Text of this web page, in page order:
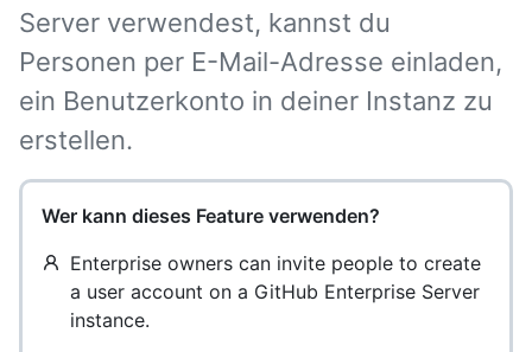
Server verwendest, kannst du
Personen per E-Mail-Adresse einladen,
ein Benutzerkonto in deiner Instanz zu
erstellen.
Wer kann dieses Feature verwenden?
Enterprise owners can invite people to create
a user account on a GitHub Enterprise Server
instance.